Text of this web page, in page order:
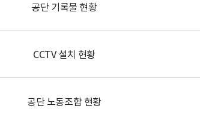
공단 기록물 현황
CCTV 설치 현황
공단 노동조합 현황